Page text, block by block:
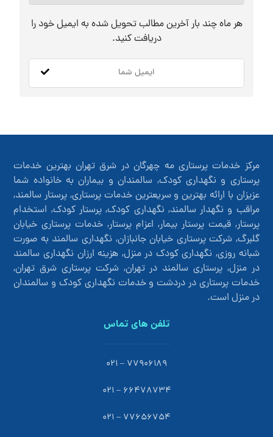
هر ماه چند بار آخرین مطالب تحویل شده به ایمیل خود را
دریافت کنید.
مرکز خدمات پرستاری مه چهرگان در شرق تهران بهترین خدمات
پرستاری و نگهداری کودک, سالمندان و بیماران به خانواده شما
عزیزان با ارائه بهترین و سریعترین خدمات پرستاری, پرستار سالمند,
مراقب و نگهدار سالمند, نگهداری کودک, پرستار کودک, استخدام
پرستار, قیمت پرستار بیمار, اعزام پرستار, خدمات پرستاری خیابان
گلبرگ, شرکت پرستاری خیابان جانبازان, نگهداری سالمند به صورت
شبانه روزی, نگهداری کودک در منزل, هزینه ارزان نگهداری سالمند
در منزل, پرستاری سالمند در تهران, شرکت پرستاری شرق تهران,
خدمات پرستاری در دردشت و خدمات نگهداری کودک و سالمندان
در منزل است.
تلفن های تماس
77906189 – 021
66478734 – 021
77656754 – 021